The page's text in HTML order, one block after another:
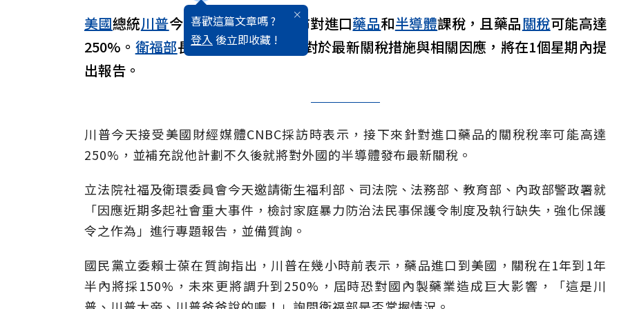
喜歡這篇文章嗎 ?
登入 後立即收藏 !
美國總統川普今天暗示下星期將宣布對進口藥品和半導體課稅，且藥品關稅可能高達
250%。 衛福部長邱泰源今天表示，對於最新關稅措施與相關因應，將在1個星期內提
出報告。
川普今天接受美國財經媒體CNBC採訪時表示，接下來針對進口藥品的關稅稅率可能高達
250%，並補充說他計劃不久後就將對外國的半導體發布最新關稅。
立法院社福及衛環委員會今天邀請衛生福利部、司法院、法務部、教育部、內政部警政署就
「因應近期多起社會重大事件，檢討家庭暴力防治法民事保護令制度及執行缺失，強化保護
令之作為」進行專題報告，並備質詢。
國民黨立委賴士葆在質詢指出，川普在幾小時前表示，藥品進口到美國，關稅在1年到1年
半內將採150%，未來更將調升到250%，屆時恐對國內製藥業造成巨大影響，「這是川